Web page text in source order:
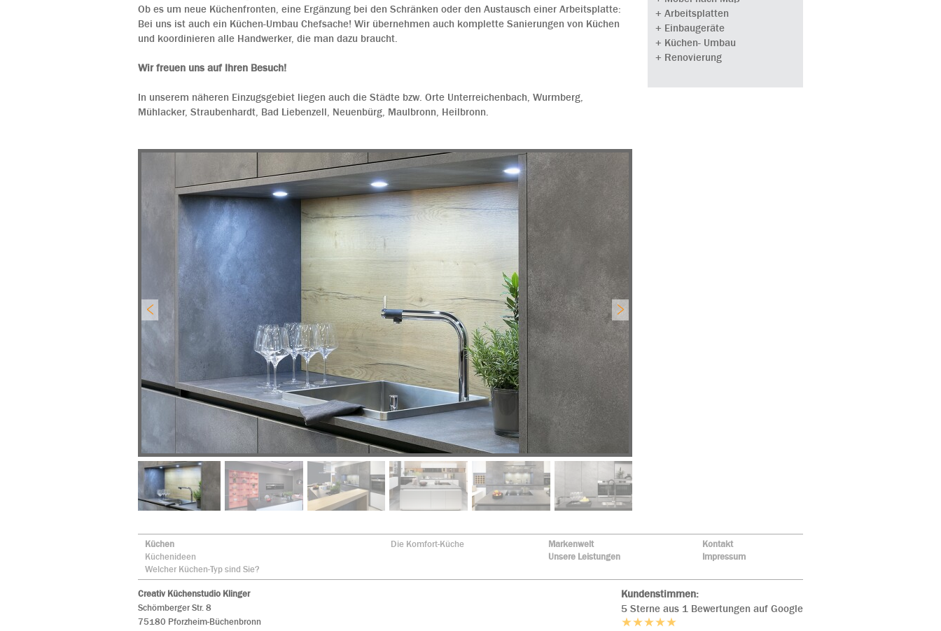
Ob es um neue Küchenfronten, eine Ergänzung bei den Schränken oder den Austausch einer Arbeitsplatte:
Bei uns ist auch ein Küchen-Umbau Chefsache! Wir übernehmen auch komplette Sanierungen von Küchen
und koordinieren alle Handwerker, die man dazu braucht.
Wir freuen uns auf Ihren Besuch!
In unserem näheren Einzugsgebiet liegen auch die Städte bzw. Orte Unterreichenbach, Wurmberg,
Mühlacker, Straubenhardt, Bad Liebenzell, Neuenbürg, Maulbronn, Heilbronn.
+ Arbeitsplatten
+ Einbaugeräte
+ Küchen- Umbau
+ Renovierung
Küchen
Küchenideen
Welcher Küchen-Typ sind Sie?
Die Komfort-Küche
Markenwelt
Unsere Leistungen
Kontakt
Impressum
Kundenstimmen:
5 Sterne aus 1 Bewertungen auf Google
Creativ Küchenstudio Klinger
Schömberger Str. 8
75180 Pforzheim-Büchenbronn